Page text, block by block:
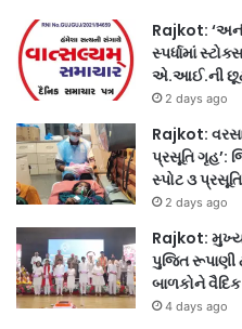
Rajkot:
સ્પર્ધામાં
એ.આઈ.ની
2 days ago
Rajkot:
પ્રસૂતિ ગૃહ’:
સ્પોટ ૩
2 days ago
Rajkot:
પુજિત રૂપાણી
બાળકોને વૈદિક
4 days ago